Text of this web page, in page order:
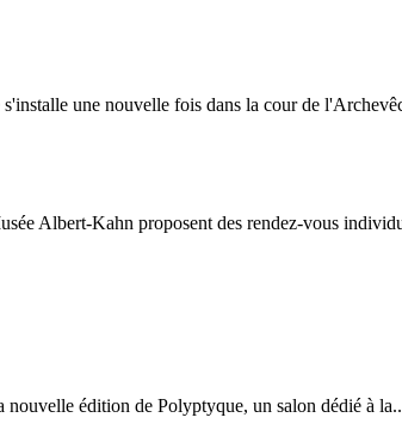
une nouvelle fois dans la cour de
Albert-Kahn proposent des rendez-vous
nouvelle édition de Polyptyque, un salon dédié à